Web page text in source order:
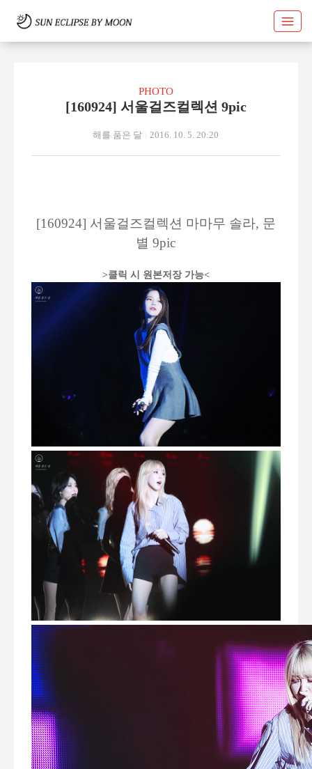
PHOTO
[160924] 서울걸즈컬렉션 9pic
해를 품은 달 2016. 10. 5. 20:20
[160924] 서울걸즈컬렉션 마마무 솔라, 문
별 9pic
>클릭 시 원본저장 가능<